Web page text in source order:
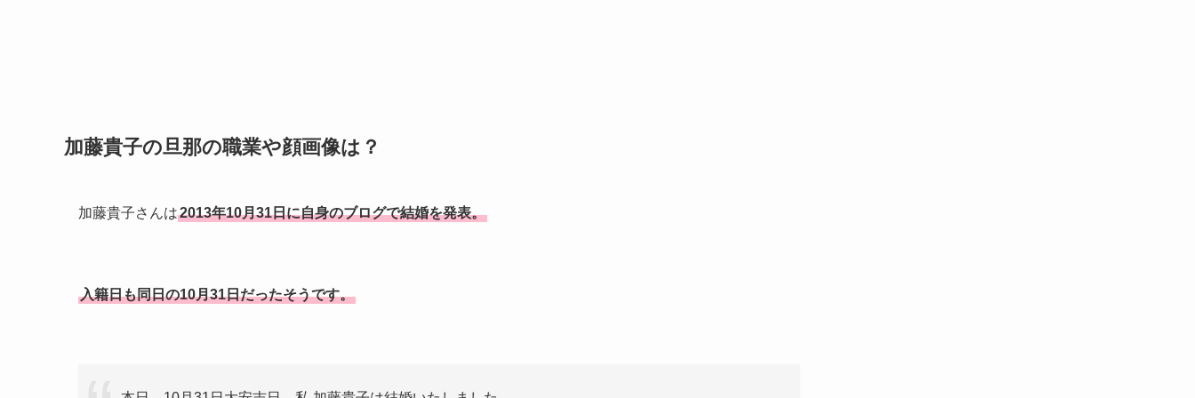
加藤貴子の旦那の職業や顔画像は？
加藤貴子さんは2013年10月31日に自身のブログで結婚を発表。
入籍日も同日の10月31日だったそうです。